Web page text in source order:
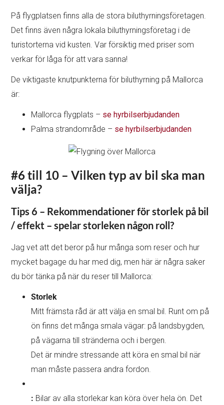
På flygplatsen finns alla de stora biluthyrningsföretagen.
Det finns även några lokala biluthyrningsföretag i de
turistorterna vid kusten. Var försiktig med priser som
verkar för låga för att vara sanna!
De viktigaste knutpunkterna för biluthyrning på Mallorca
är:
Mallorca flygplats – se hyrbilserbjudanden
Palma strandområde – se hyrbilserbjudanden
#6 till 10 – Vilken typ av bil ska man
välja?
Tips 6 – Rekommendationer för storlek på bil
/ effekt – spelar storleken någon roll?
Jag vet att det beror på hur många som reser och hur
mycket bagage du har med dig, men här är några saker
du bör tänka på när du reser till Mallorca:
Storlek
Mitt främsta råd är att välja en smal bil. Runt om på
ön finns det många smala vägar: på landsbygden,
på vägarna till stränderna och i bergen.
Det är mindre stressande att köra en smal bil när
man måste passera andra fordon.
: Bilar av alla storlekar kan köra över hela ön. Det